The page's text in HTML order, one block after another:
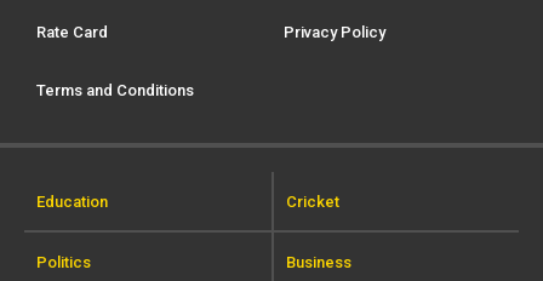
Rate Card Privacy Policy
Terms and Conditions
Education Cricket
Politics Business